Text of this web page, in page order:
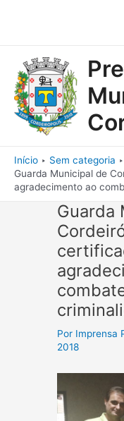
Início
Sem categoria
Guarda Municipal de
agradecimento ao
Guarda
Por Imprensa
2018